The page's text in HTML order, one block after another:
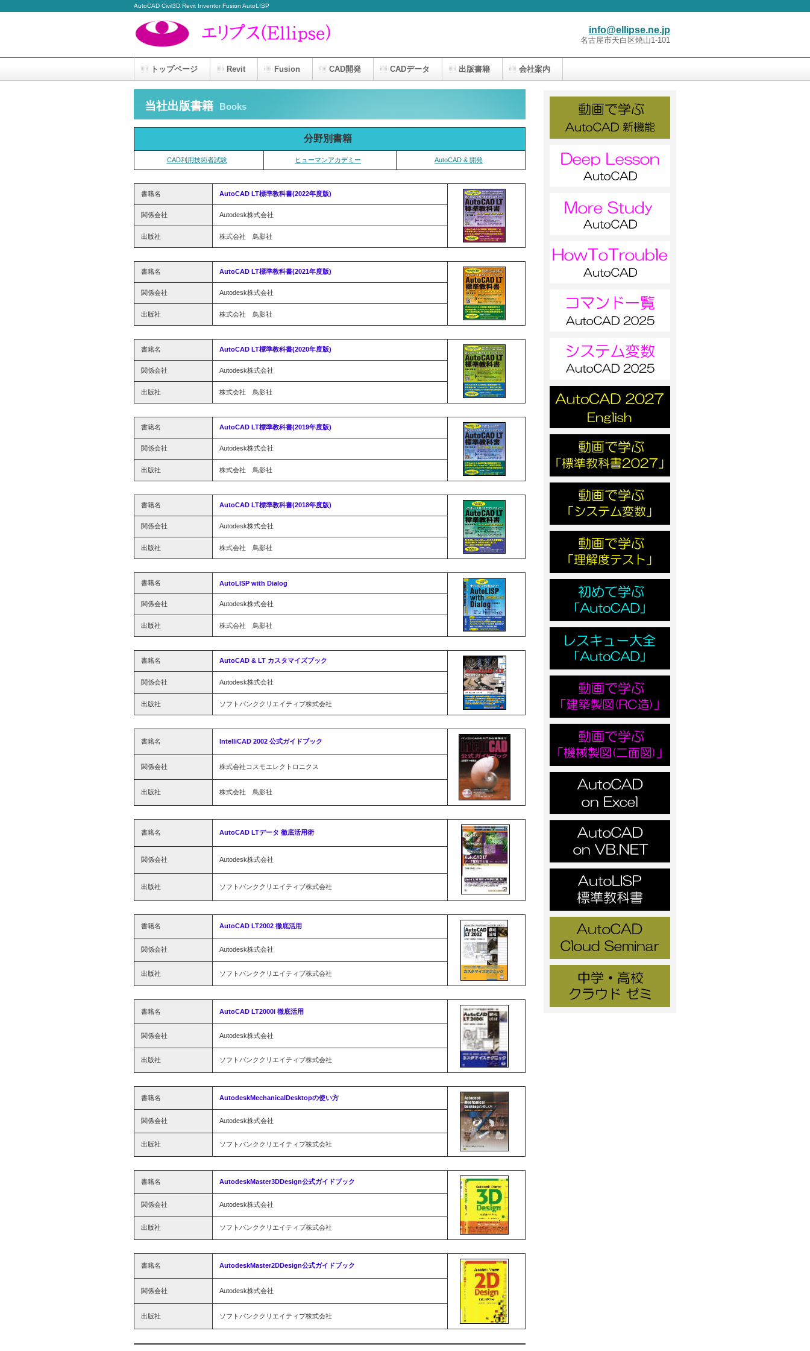
AutoCAD Civil3D Revit Inventor Fusion AutoLISP
info@ellipse.ne.jp
名古屋市天白区焼山1-101
当社出版書籍 Books
分野別書籍
CAD利用技術者試験 ヒューマンアカデミー AutoCAD & 開発
書籍名 AutoCAD LT標準教科書(2022年度版)
関係会社 Autodesk株式会社
出版社 株式会社 鳥影社
書籍名 AutoCAD LT標準教科書(2021年度版)
関係会社 Autodesk株式会社
出版社 株式会社 鳥影社
書籍名 AutoCAD LT標準教科書(2020年度版)
関係会社 Autodesk株式会社
出版社 株式会社 鳥影社
書籍名 AutoCAD LT標準教科書(2019年度版)
関係会社 Autodesk株式会社
出版社 株式会社 鳥影社
書籍名 AutoCAD LT標準教科書(2018年度版)
関係会社 Autodesk株式会社
出版社 株式会社 鳥影社
書籍名 AutoLISP with Dialog
関係会社 Autodesk株式会社
出版社 株式会社 鳥影社
書籍名 AutoCAD & LT カスタマイズブック
関係会社 Autodesk株式会社
出版社 ソフトバンククリエイティブ株式会社
書籍名 IntelliCAD 2002 公式ガイドブック
関係会社 株式会社コスモエレクトロニクス
出版社 株式会社 鳥影社
書籍名 AutoCAD LTデータ 徹底活用術
関係会社 Autodesk株式会社
出版社 ソフトバンククリエイティブ株式会社
書籍名 AutoCAD LT2002 徹底活用
関係会社 Autodesk株式会社
出版社 ソフトバンククリエイティブ株式会社
書籍名 AutoCAD LT2000i 徹底活用
関係会社 Autodesk株式会社
出版社 ソフトバンククリエイティブ株式会社
書籍名 AutodeskMechanicalDesktopの使い方
関係会社 Autodesk株式会社
出版社 ソフトバンククリエイティブ株式会社
書籍名 AutodeskMaster3DDesign公式ガイドブック
関係会社 Autodesk株式会社
出版社 ソフトバンククリエイティブ株式会社
書籍名 AutodeskMaster2DDesign公式ガイドブック
関係会社 Autodesk株式会社
出版社 ソフトバンククリエイティブ株式会社
トップページ Revit Fusion CAD開発 CADデータ 出版書籍 会社案内